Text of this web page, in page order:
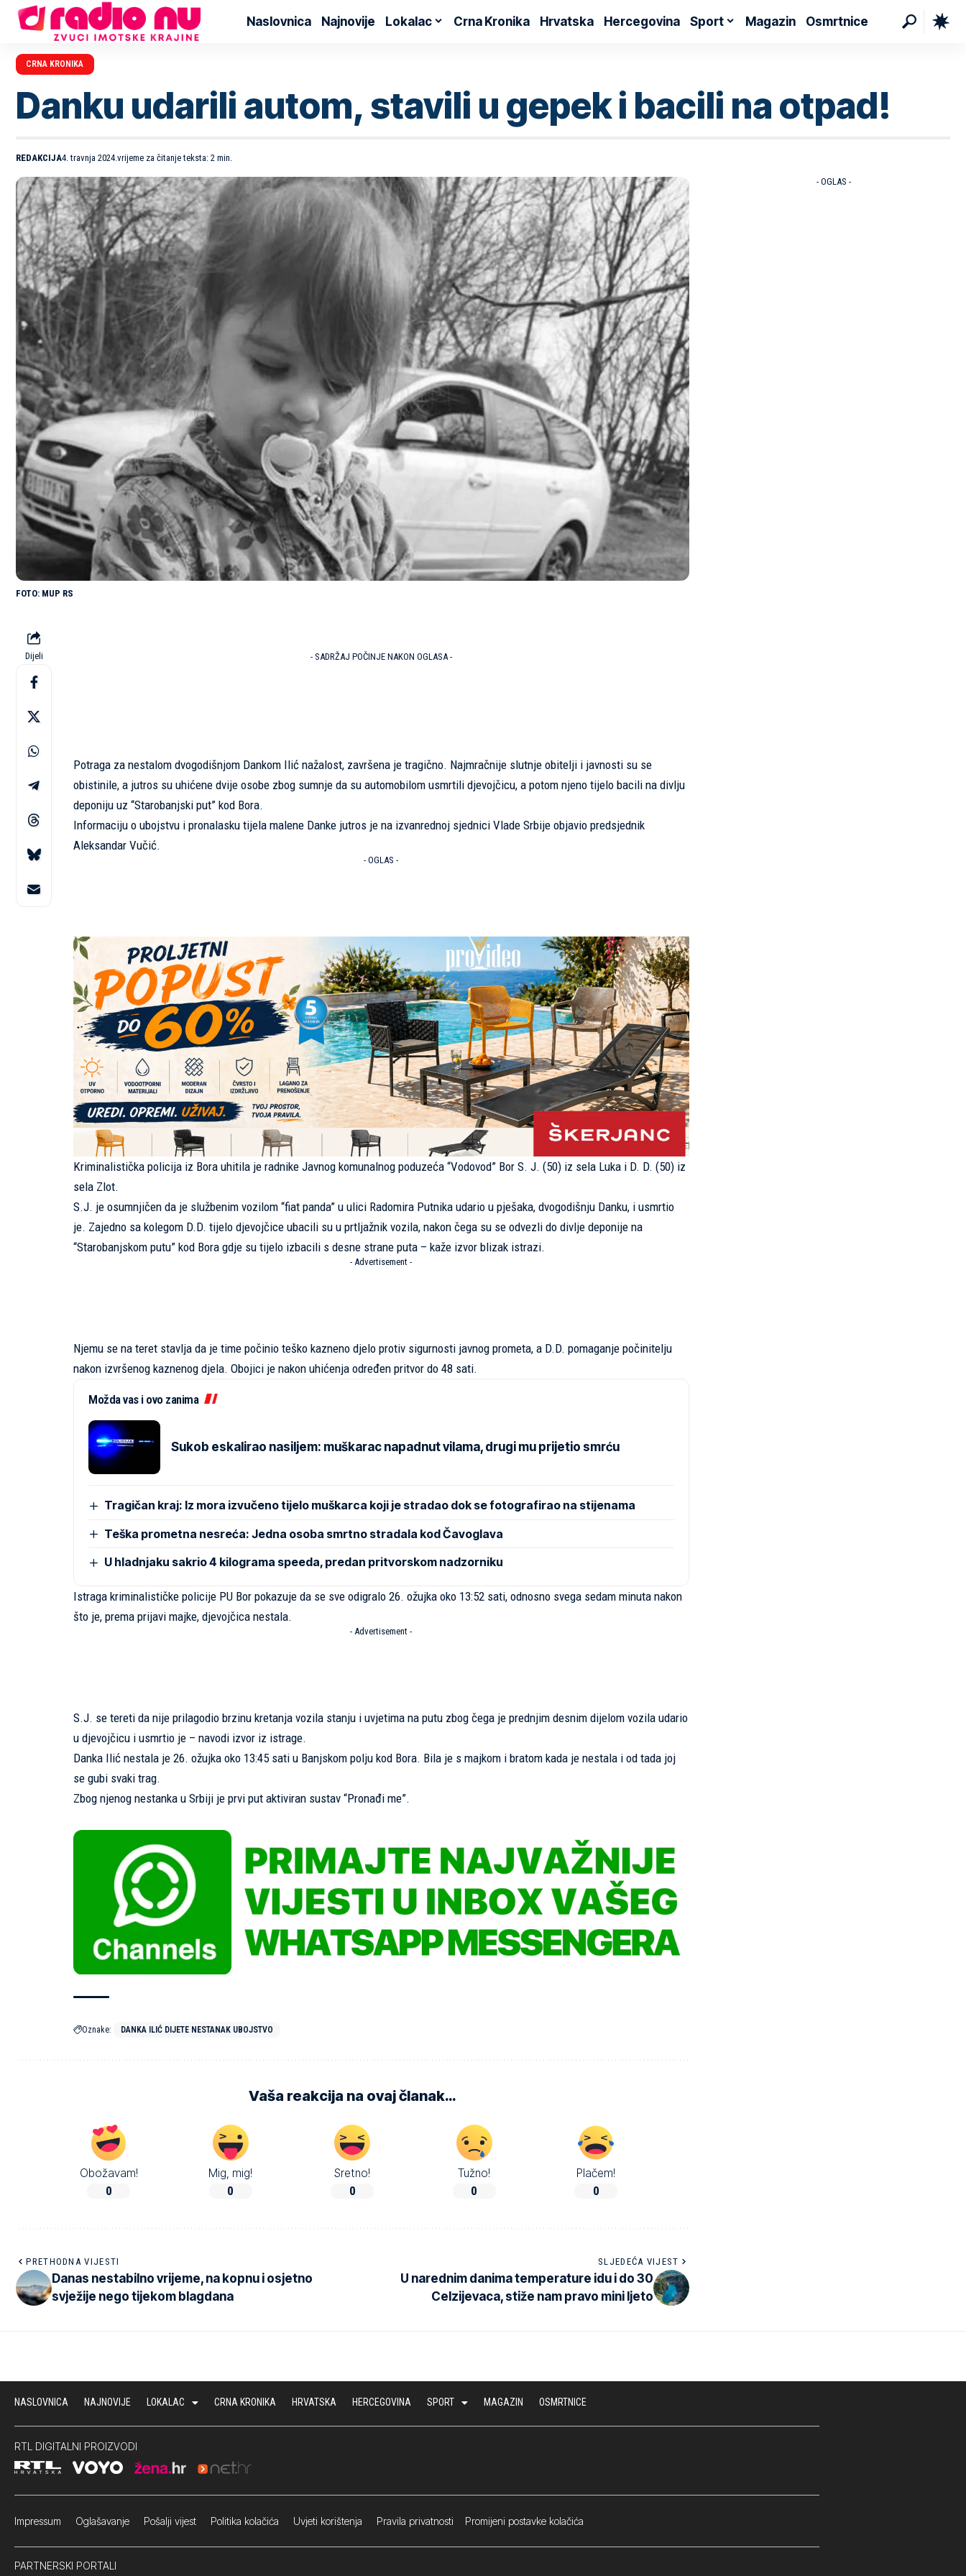
Naslovnica Najnovije Lokalac Crna Kronika Hrvatska Hercegovina Sport Magazin Osmrtnice
CRNA KRONIKA
Danku udarili autom, stavili u gepek i bacili na otpad!
REDAKCIJA4. travnja 2024. vrijeme za čitanje teksta: 2 min.
MUP RS
Dijeli - SADRŽAJ POČINJE NAKON OGLASA -
Potraga za nestalom dvogodišnjom Dankom Ilić nažalost, završena je tragično. Najmračnije slutnje obitelji i javnosti su se
obistinile, a jutros su uhićene dvije osobe zbog sumnje da su automobilom usmrtili djevojčicu, a potom njeno tijelo bacili na divlju
deponiju uz “Starobanjski put” kod Bora.
Informaciju o ubojstvu i pronalasku tijela malene Danke jutros je na izvanrednoj sjednici Vlade Srbije objavio predsjednik
Aleksandar Vučić.
- OGLAS -
Kriminalistička policija iz Bora uhitila je radnike Javnog komunalnog poduzeća “Vodovod” Bor S. J. (50) iz sela Luka i D. D. (50) iz
sela Zlot.
S.J. je osumnjičen da je službenim vozilom “fiat panda” u ulici Radomira Putnika udario u pješaka, dvogodišnju Danku, i usmrtio
je. Zajedno sa kolegom D.D. tijelo djevojčice ubacili su u prtljažnik vozila, nakon čega su se odvezli do divlje deponije na
“Starobanjskom putu” kod Bora gdje su tijelo izbacili s desne strane puta – kaže izvor blizak istrazi.
- Advertisement -
Njemu se na teret stavlja da je time počinio teško kazneno djelo protiv sigurnosti javnog prometa, a D.D. pomaganje počinitelju
nakon izvršenog kaznenog djela. Obojici je nakon uhićenja određen pritvor do 48 sati.
Možda vas i ovo zanima
Sukob eskalirao nasiljem: muškarac napadnut vilama, drugi mu prijetio smrću
Tragičan kraj: Iz mora izvučeno tijelo muškarca koji je stradao dok se fotografirao na stijenama
Teška prometna nesreća: Jedna osoba smrtno stradala kod Čavoglava
U hladnjaku sakrio 4 kilograma speeda, predan pritvorskom nadzorniku
Istraga kriminalističke policije PU Bor pokazuje da se sve odigralo 26. ožujka oko 13:52 sati, odnosno svega sedam minuta nakon
što je, prema prijavi majke, djevojčica nestala.
- Advertisement -
S.J. se tereti da nije prilagodio brzinu kretanja vozila stanju i uvjetima na putu zbog čega je prednjim desnim dijelom vozila udario
u djevojčicu i usmrtio je – navodi izvor iz istrage.
Danka Ilić nestala je 26. ožujka oko 13:45 sati u Banjskom polju kod Bora. Bila je s majkom i bratom kada je nestala i od tada joj
se gubi svaki trag.
Zbog njenog nestanka u Srbiji je prvi put aktiviran sustav “Pronađi me”.
Oznake: DANKA ILIĆ DIJETE NESTANAK UBOJSTVO
Vaša reakcija na ovaj članak…
Obožavam!
0
Mig, mig!
0
Sretno!
0
Tužno!
0
Plačem!
0
PRETHODNA VIJESTI
Danas nestabilno vrijeme, na kopnu i osjetno
svježije nego tijekom blagdana
SLJEDEĆA VIJEST
U narednim danima temperature idu i do 30
Celzijevaca, stiže nam pravo mini ljeto
- OGLAS -
NASLOVNICA NAJNOVIJE LOKALAC CRNA KRONIKA HRVATSKA HERCEGOVINA SPORT MAGAZIN OSMRTNICE
RTL DIGITALNI PROIZVODI
Impressum Oglašavanje Pošalji vijest Politika kolačića Uvjeti korištenja Pravila privatnosti Promijeni postavke kolačića
PARTNERSKI PORTALI